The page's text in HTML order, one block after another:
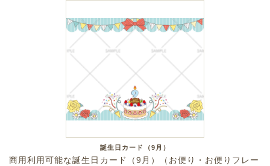
誕生日カード（9月）
商用利用可能な誕生日カード（9月）（お便り・お便りフレー